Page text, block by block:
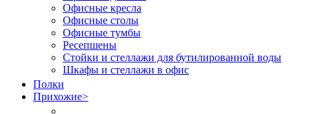
Офисные кресла
Офисные столы
Офисные тумбы
Ресепшены
Стойки и стеллажи для бутилированной воды
Шкафы и стеллажи в офис
Полки
Прихожие>